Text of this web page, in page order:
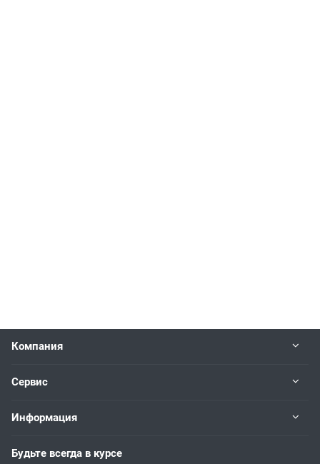
Компания
Сервис
Информация
Будьте всегда в курсе